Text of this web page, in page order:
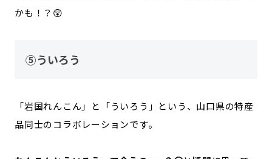
かも！？😲
⑤ういろう
「岩国れんこん」と「ういろう」という、山口県の特産
品同士のコラボレーションです。